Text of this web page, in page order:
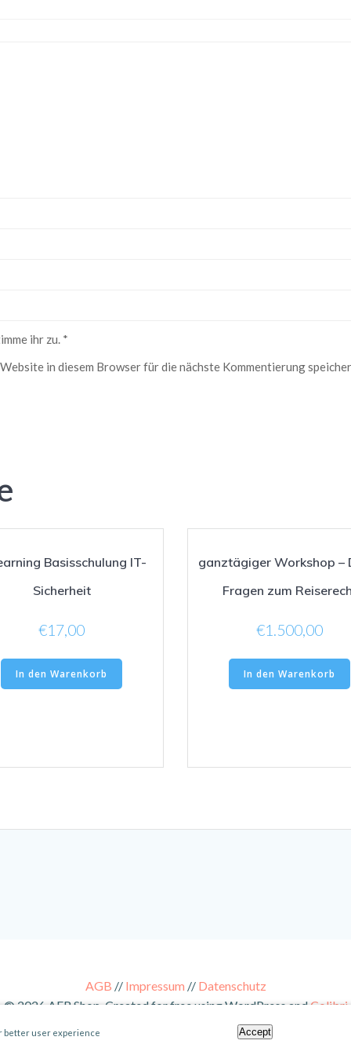
ihr zu. *
in diesem Browser für die nächste Kommentierung
Basisschulung IT-
Sicherheit
€17,00
In den Warenkorb
ganztägiger Workshop –
Fragen zum
€1.500,00
In den Warenkorb
AGB // Impressum // Datenschutz
© 2026 AER Shop. Created for free using WordPress andColibri
better user experience Accept